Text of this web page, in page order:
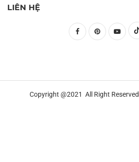
LIÊN HỆ
Copyright @2021 All Right Reserved